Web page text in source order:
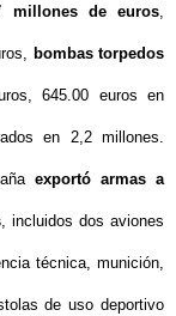
millones de euros,
bombas torpedos
645.00 euros en
en 2,2 millones.
exportó armas a
, incluidos dos aviones
técnica, munición,
de uso deportivo